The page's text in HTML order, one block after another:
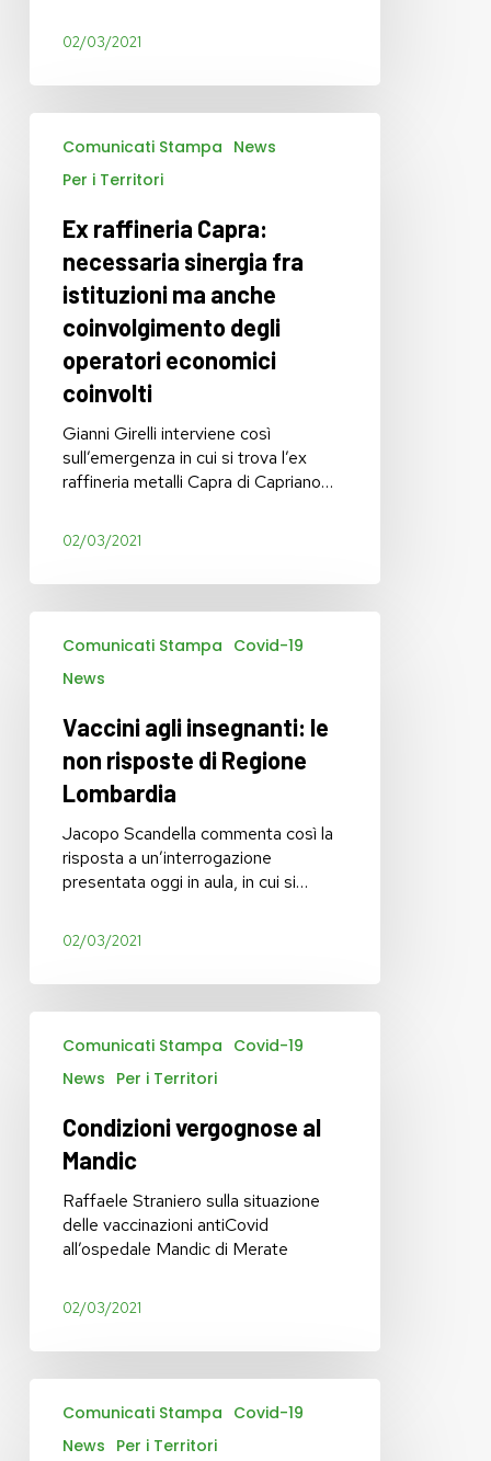
02/03/2021
raffineria
Capra:
sinergia
istituzioni
coinvolgimento
degli
operatori
coinvolti
Comunicati Stampa News
Per i Territori
Ex raffineria Capra:
necessaria sinergia fra
istituzioni ma anche
coinvolgimento degli
operatori economici
coinvolti
Gianni Girelli interviene così
sull’emergenza in cui si trova l’ex
raffineria metalli Capra di Capriano…
02/03/2021
insegnanti:
risposte
Regione
Comunicati Stampa Covid-19
News
Vaccini agli insegnanti: le
non risposte di Regione
Lombardia
Jacopo Scandella commenta così la
risposta a un’interrogazione
presentata oggi in aula, in cui si…
02/03/2021
vergognose
Comunicati Stampa Covid-19
News Per i Territori
Condizioni vergognose al
Mandic
Raffaele Straniero sulla situazione
delle vaccinazioni antiCovid
all’ospedale Mandic di Merate
02/03/2021
Mantova
Comunicati Stampa Covid-19
News Per i Territori